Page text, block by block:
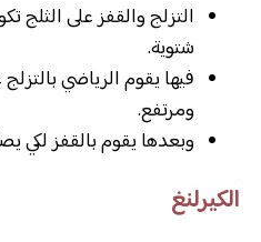
التزلج والقفز على الثلج
شتوية.
فيها يقوم الرياضي
ومرتفع.
وبعدها يقوم بالقفز لكي
الكيرلنغ